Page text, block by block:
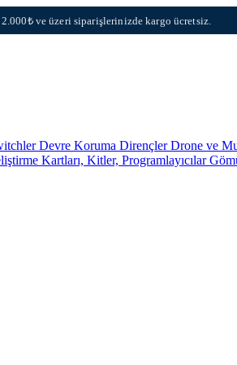
2.000₺ ve üzeri siparişlerinizde kargo ücretsiz.
Devre Koruma DirençlerDrone ve
Kartları, Kitler, Programlayıcılar